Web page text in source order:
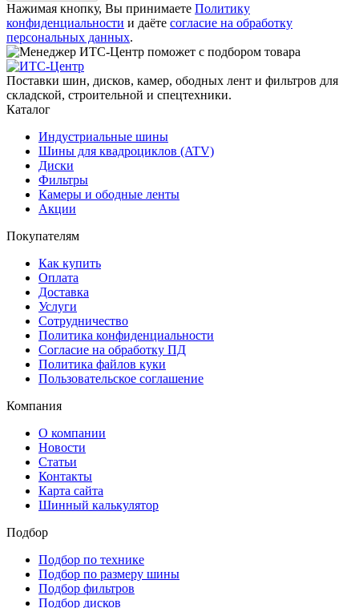
Нажимая кнопку, Вы принимаете Политику
конфиденциальности и даёте согласие на обработку
персональных данных.
Поставки шин, дисков, камер, ободных лент и фильтров для
складской, строительной и спецтехники.
Каталог
Индустриальные шины
Шины для квадроциклов (ATV)
Диски
Фильтры
Камеры и ободные ленты
Акции
Покупателям
Как купить
Оплата
Доставка
Услуги
Сотрудничество
Политика конфиденциальности
Согласие на обработку ПД
Политика файлов куки
Пользовательское соглашение
Компания
О компании
Новости
Статьи
Контакты
Карта сайта
Шинный калькулятор
Подбор
Подбор по технике
Подбор по размеру шины
Подбор фильтров
Подбор дисков